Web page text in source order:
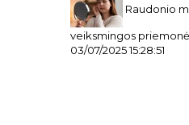
Raudonio
veiksmingos
03/07/2025 15:28:51